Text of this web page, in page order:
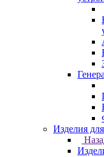
Изделия